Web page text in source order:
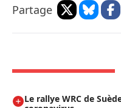
Partage
Le rallye WRC de